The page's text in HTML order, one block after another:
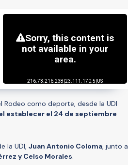
como deporte, desde la UDI
establecer el 24 de septiembre
la UDI, Juan Antonio Coloma, junto a
y Celso Morales.